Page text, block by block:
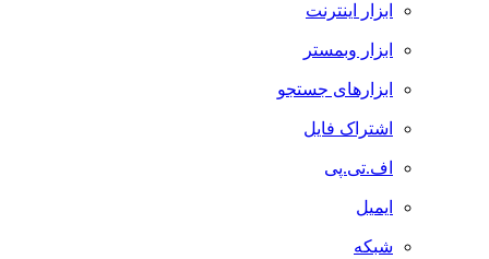
ابزار اینترنت
ابزار وبمستر
ابزارهای جستجو
اشتراک فایل
اف.تی.پی
ایمیل
شبکه